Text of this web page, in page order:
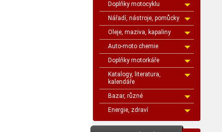
Doplňky motocyklu
Nářadí, nástroje, pomůcky
Oleje, maziva, kapaliny
Auto-moto chemie
Doplňky motorkáře
Katalogy, literatura,
kalendáře
Bazar, různé
Energie, zdraví